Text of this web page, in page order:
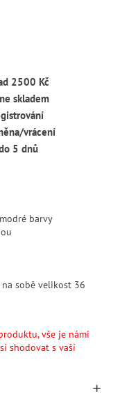
2500 Kč
skladem
vrácení
5 dnů
barvy
sobě velikost 36
vše je námi
shodovat s vaší